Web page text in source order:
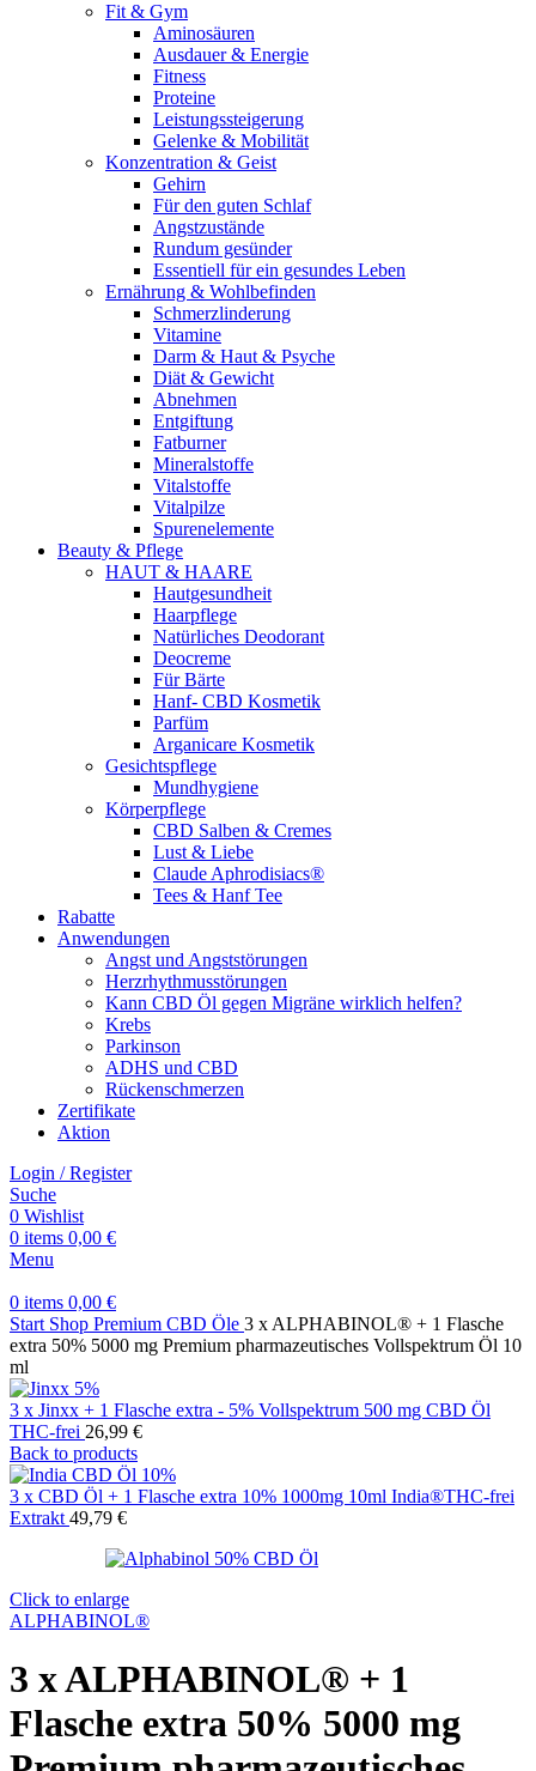
Fit & Gym
Aminosäuren
Ausdauer & Energie
Fitness
Proteine
Leistungssteigerung
Gelenke & Mobilität
Konzentration & Geist
Gehirn
Für den guten Schlaf
Angstzustände
Rundum gesünder
Essentiell für ein gesundes Leben
Ernährung & Wohlbefinden
Schmerzlinderung
Vitamine
Darm & Haut & Psyche
Diät & Gewicht
Abnehmen
Entgiftung
Fatburner
Mineralstoffe
Vitalstoffe
Vitalpilze
Spurenelemente
Beauty & Pflege
HAUT & HAARE
Hautgesundheit
Haarpflege
Natürliches Deodorant
Deocreme
Für Bärte
Hanf- CBD Kosmetik
Parfüm
Arganicare Kosmetik
Gesichtspflege
Mundhygiene
Körperpflege
CBD Salben & Cremes
Lust & Liebe
Claude Aphrodisiacs®
Tees & Hanf Tee
Rabatte
Anwendungen
Angst und Angststörungen
Herzrhythmusstörungen
Kann CBD Öl gegen Migräne wirklich helfen?
Krebs
Parkinson
ADHS und CBD
Rückenschmerzen
Zertifikate
Aktion
Login / Register
Suche
0 Wishlist
0 items 0,00 €
Menu
0 items 0,00 €
Start Shop Premium CBD Öle 3 x ALPHABINOL® + 1 Flasche
extra 50% 5000 mg Premium pharmazeutisches Vollspektrum Öl 10
ml
3 x Jinxx + 1 Flasche extra - 5% Vollspektrum 500 mg CBD Öl
THC-frei 26,99 €
Back to products
3 x CBD Öl + 1 Flasche extra 10% 1000mg 10ml India®THC-frei
Extrakt 49,79 €
Click to enlarge
ALPHABINOL®
3 x ALPHABINOL® + 1
Flasche extra 50% 5000 mg